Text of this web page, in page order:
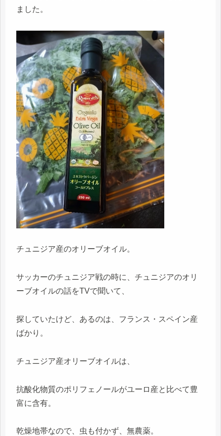
ました。
チュニジア産のオリーブオイル。
サッカーのチュニジア戦の時に、チュニジアのオリ
ーブオイルの話をTVで聞いて、
探していたけど、あるのは、フランス・スペイン産
ばかり。
チュニジア産オリーブオイルは、
抗酸化物質のポリフェノールがユーロ産と比べて豊
富に含有。
乾燥地帯なので、虫も付かず、無農薬。